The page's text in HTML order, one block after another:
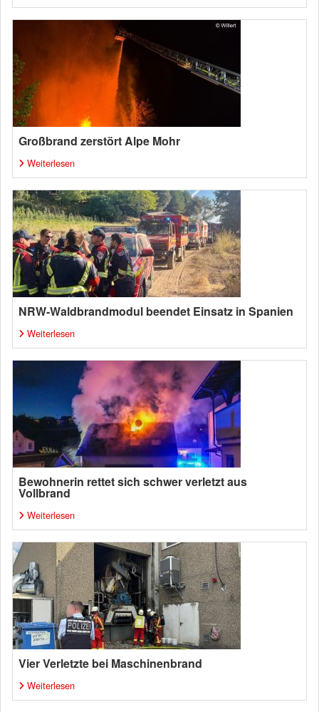
Großbrand zerstört Alpe Mohr
Weiterlesen
NRW-Waldbrandmodul beendet Einsatz in Spanien
Weiterlesen
Bewohnerin rettet sich schwer verletzt aus
Vollbrand
Weiterlesen
Vier Verletzte bei Maschinenbrand
Weiterlesen